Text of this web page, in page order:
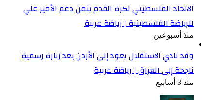
الاتحاد الفلسطيني لكرة القدم يثمن دعم الأمير علي
للرياضة الفلسطينية | رياضة عربية
منذ أسبوعين
وفد نادي الاستقلال يعود إلى الأردن بعد زيارة رسمية
ناجحة إلى العراق | رياضة عربية
منذ 3 أسابيع